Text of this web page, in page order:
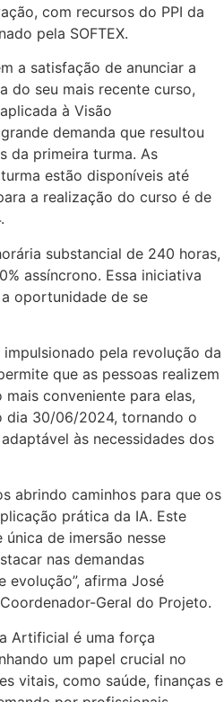
com recursos do PPI da
pela SOFTEX.
a satisfação de anunciar a
do seu mais recente curso,
à Visão
demanda que resultou
da primeira turma. As
estão disponíveis até
a realização do curso é de
substancial de 240 horas,
assíncrono. Essa iniciativa
oportunidade de se
pela revolução da
que as pessoas realizem
conveniente para elas,
dia 30/06/2024, tornando o
às necessidades dos
abrindo caminhos para que os
prática da IA. Este
de imersão nesse
nas demandas
evolução”, afirma José
Geral do Projeto.
Artificial é uma força
um papel crucial no
vitais, como saúde, finanças e